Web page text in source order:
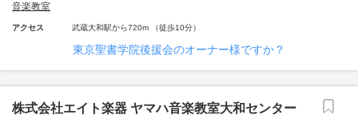
音楽教室
アクセス 武蔵大和駅から720m （徒歩10分）
東京聖書学院後援会のオーナー様ですか？
株式会社エイト楽器 ヤマハ音楽教室大和センター